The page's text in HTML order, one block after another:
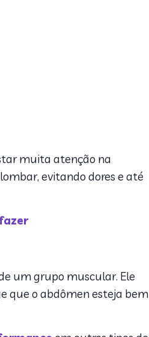
muita atenção na
evitando dores e até
um grupo muscular. Ele
que o abdômen esteja bem